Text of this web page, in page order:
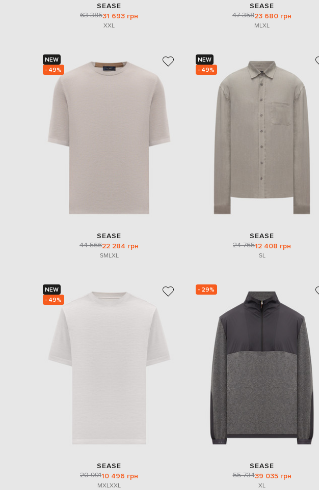
SEASE
63 38531 693 грн
XXL
SEASE
47 35823 680 грн
MLXL
NEW
- 49%
SEASE
44 56622 284 грн
SMLXL
NEW
- 49%
SEASE
24 76512 408 грн
SL
NEW
- 49%
SEASE
20 99110 496 грн
MXLXXL
- 29%
SEASE
55 73439 035 грн
XL